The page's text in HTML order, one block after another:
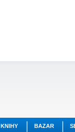
KNIHY BAZAR